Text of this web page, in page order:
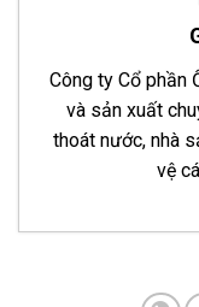
Công ty Cổ phần
và sản xuất
thoát nước, nhà
vệ
Bảng báo giá
Tháng 7, 2026